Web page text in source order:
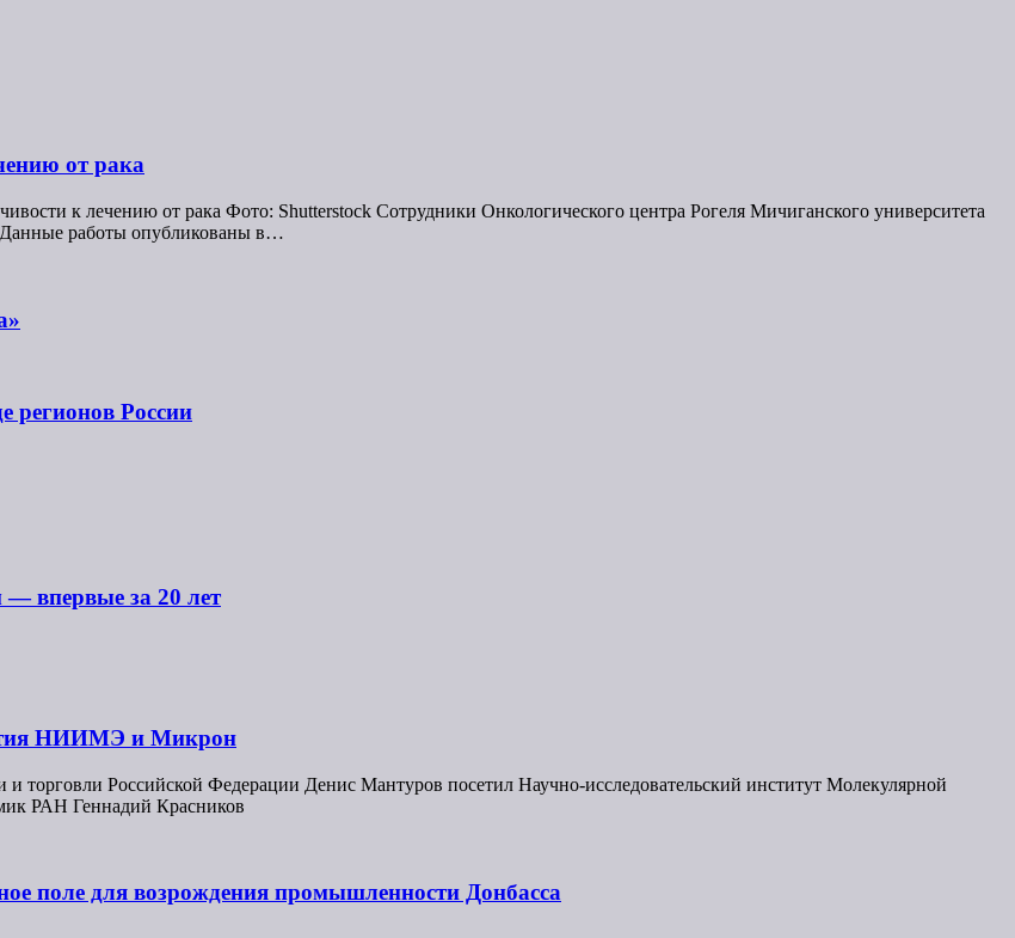
от рака
к лечению от рака Фото: Shutterstock Сотрудники Онкологического центра Рогеля Мичиганского университета
Данные работы опубликованы в…
регионов России
впервые за 20 лет
НИИМЭ и Микрон
торговли Российской Федерации Денис Мантуров посетил Научно-исследовательский институт Молекулярной
РАН Геннадий Красников
поле для возрождения промышленности Донбасса